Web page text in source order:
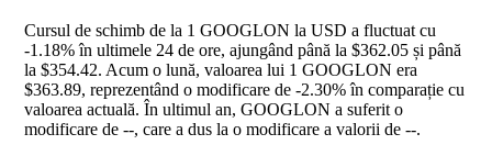
Cursul de schimb de la 1 GOOGLON la USD a fluctuat cu
-1.18%în ultimele 24 de ore, ajungând până la $362.05 și până
la $354.42. Acum o lună, valoarea lui 1 GOOGLON era
$363.89, reprezentând o modificare de -2.30%în comparație cu
valoarea actuală. În ultimul an, GOOGLON a suferit o
modificare de --, care a dus la o modificare a valorii de --.